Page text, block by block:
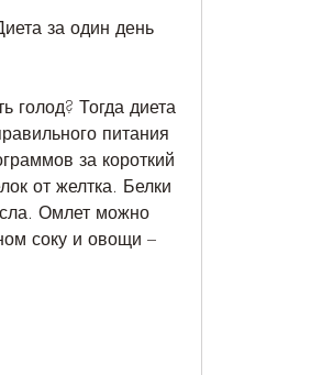
за один день
голод? Тогда диета
питания
за короткий
от желтка. Белки
Омлет можно
соку и овощи –